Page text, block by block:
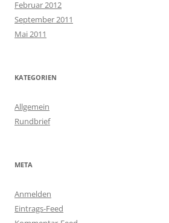
Februar 2012
September 2011
Mai 2011
KATEGORIEN
Allgemein
Rundbrief
META
Anmelden
Eintrags-Feed